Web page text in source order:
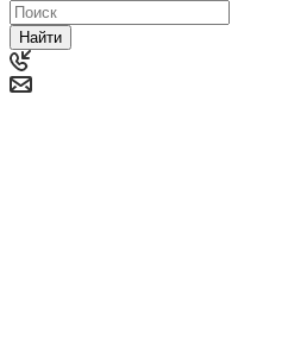
Найти